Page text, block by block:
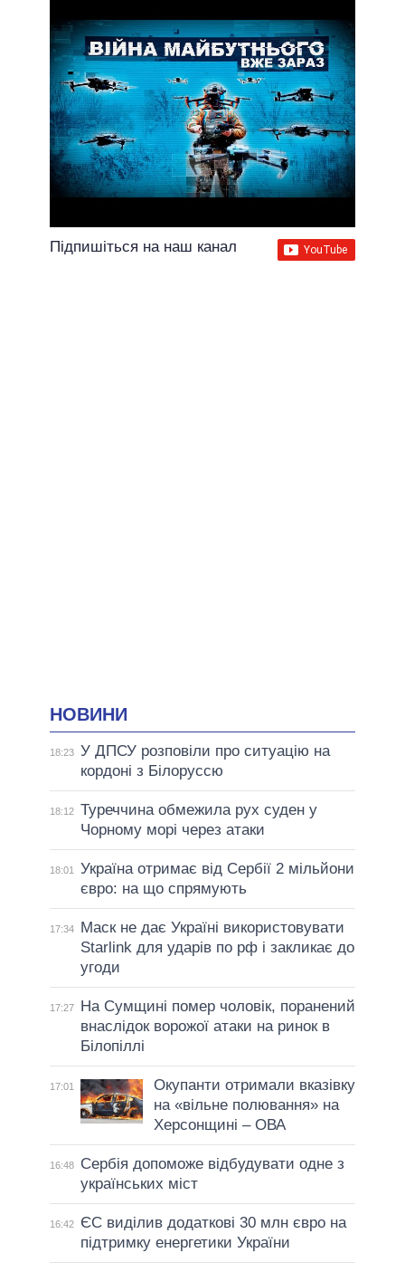
Підпишіться на наш канал
НОВИНИ
18:23 У ДПСУ розповіли про ситуацію на
кордоні з Білоруссю
18:12 Туреччина обмежила рух суден у
Чорному морі через атаки
18:01
Україна отримає від Сербії 2 мільйони
євро: на що спрямують
17:34
Маск не дає Україні використовувати
Starlink для ударів по рф і закликає до
угоди
17:27
На Сумщині помер чоловік, поранений
внаслідок ворожої атаки на ринок в
Білопіллі
17:01
Окупанти отримали вказівку
на «вільне полювання» на
Херсонщині – ОВА
16:48
Сербія допоможе відбудувати одне з
українських міст
16:42
ЄС виділив додаткові 30 млн євро на
підтримку енергетики України